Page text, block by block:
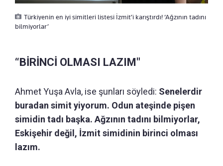
Türkiyenin en iyi simitleri listesi İzmit’i karıştırdı! ‘Ağzının tadını
bilmiyorlar’
“BİRİNCİ OLMASI LAZIM"
Ahmet Yuşa Avla, ise şunları söyledi: Senelerdir
buradan simit yiyorum. Odun ateşinde pişen
simidin tadı başka. Ağzının tadını bilmiyorlar,
Eskişehir değil, İzmit simidinin birinci olması
lazım.